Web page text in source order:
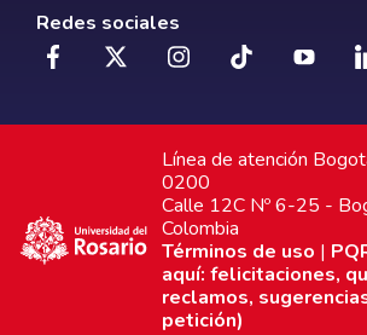
Redes sociales
Línea de atención
0200
Calle 12C Nº 6-25 -
Colombia
Términos de uso |
aquí: felicitaciones,
reclamos,
petición)